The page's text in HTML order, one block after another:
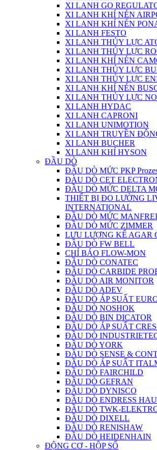
XI LANH GO
XI LANH KHÍ NÉN
XI LANH KHÍ NÉN
XI LANH FESTO
XI LANH THỦY LỰC
XI LANH THỦY LỰC
XI LANH KHÍ NÉN
XI LANH THỦY LỰC
XI LANH THỦY LỰC
XI LANH KHÍ NÉN
XI LANH THỦY LỰC
XI LANH HYDAC
XI LANH CAPRONI
XI LANH UNIMOTION
XI LANH TRUYỀN
XI LANH BUCHER
XI LANH KHÍ HYSON
ĐẦU DÒ
ĐẦU DÒ MỨC PKP
ĐÀU DÒ CET
ĐẦU DÒ MỨC DELTA
THIẾT BỊ ĐO LƯỜNG
INTERNATIONAL
ĐẦU DÒ MỨC
ĐẦU DÒ MỨC ZIMMER
LƯU LƯỢNG KẾ AGAR
ĐẦU DÒ FW BELL
CHỈ BÁO FLOW-MON
ĐẦU DÒ CONATEC
ĐẦU DÒ CARBIDE
ĐẦU DÒ AIR MONITOR
ĐẦU DÒ ADEV
ĐẦU DÒ ÁP SUẤT
ĐẦU DÒ NOSHOK
ĐẦU DÒ BIN DICATOR
ĐẦU DÒ ÁP SUẤT
ĐẦU DÒ
ĐẦU DÒ YORK
ĐẦU DÒ SENSE &
ĐẦU DÒ ÁP SUẤT
ĐẦU DÒ FAIRCHILD
ĐẦU DÒ GEFRAN
ĐẦU DÒ DYNISCO
ĐẦU DÒ ENDRESS
ĐẦU DÒ TWK-
ĐẦU DÒ DIXELL
ĐẦU DÒ RENISHAW
ĐẦU DÒ HEIDENHAIN
ĐỘNG CƠ - HỘP SỐ